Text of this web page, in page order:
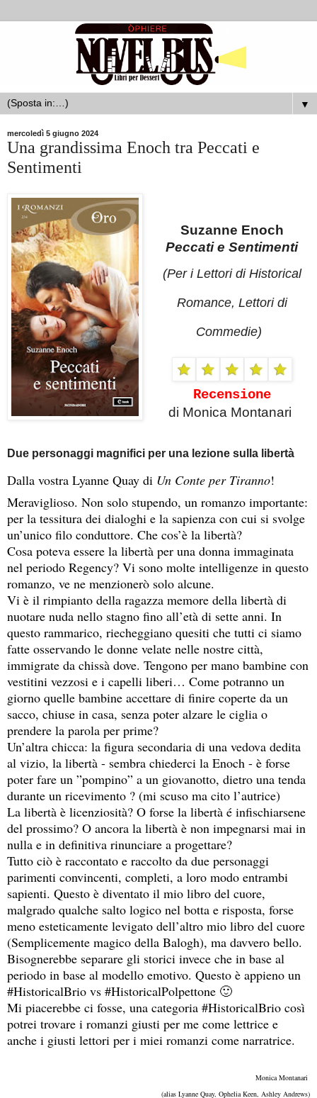
▼
mercoledì 5 giugno 2024
Una grandissima Enoch tra Peccati e
Sentimenti
Suzanne Enoch
Peccati e Sentimenti
(Per i Lettori di Historical
Romance, Lettori di
Commedie)
Recensione
di Monica Montanari
Due personaggi magnifici per una lezione sulla libertà
Dalla vostra Lyanne Quay di Un Conte per Tiranno!
Meraviglioso. Non solo stupendo, un romanzo importante:
per la tessitura dei dialoghi e la sapienza con cui si svolge
un’unico filo conduttore. Che cos’è la libertà?
Cosa poteva essere la libertà per una donna immaginata
nel periodo Regency? Vi sono molte intelligenze in questo
romanzo, ve ne menzionerò solo alcune.
Vi è il rimpianto della ragazza memore della libertà di
nuotare nuda nello stagno fino all’età di sette anni. In
questo rammarico, riecheggiano quesiti che tutti ci siamo
fatte osservando le donne velate nelle nostre città,
immigrate da chissà dove. Tengono per mano bambine con
vestitini vezzosi e i capelli liberi… Come potranno un
giorno quelle bambine accettare di finire coperte da un
sacco, chiuse in casa, senza poter alzare le ciglia o
prendere la parola per prime?
Un’altra chicca: la figura secondaria di una vedova dedita
al vizio, la libertà - sembra chiederci la Enoch - è forse
poter fare un ”pompino” a un giovanotto, dietro una tenda
durante un ricevimento ? (mi scuso ma cito l’autrice)
La libertà è licenziosità? O forse la libertà é infischiarsene
del prossimo? O ancora la libertà è non impegnarsi mai in
nulla e in definitiva rinunciare a progettare?
Tutto ciò è raccontato e raccolto da due personaggi
parimenti convincenti, completi, a loro modo entrambi
sapienti. Questo è diventato il mio libro del cuore,
malgrado qualche salto logico nel botta e risposta, forse
meno esteticamente levigato dell’altro mio libro del cuore
(Semplicemente magico della Balogh), ma davvero bello.
Bisognerebbe separare gli storici invece che in base al
periodo in base al modello emotivo. Questo è appieno un
#HistoricalBrio vs #HistoricalPolpettone 🙂
Mi piacerebbe ci fosse, una categoria #HistoricalBrio così
potrei trovare i romanzi giusti per me come lettrice e
anche i giusti lettori per i miei romanzi come narratrice.
Monica Montanari
(alias Lyanne Quay, Ophelia Keen, Ashley Andrews)